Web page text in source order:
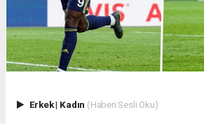
Erkek| Kadın (Haberi Sesli Oku)